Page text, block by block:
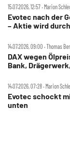
15.07.2026, 12:57 ‧ Marion
Evotec nach der
– Aktie wird
14.07.2026, 09:00 ‧ Thomas
DAX wegen
Bank,
14.07.2026, 07:28 ‧ Marion
Evotec schockt
unten